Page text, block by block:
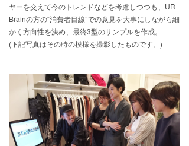
ヤーを交えて今のトレンドなどを考慮しつつも、UR
Brainの方の“消費者目線”での意見を大事にしながら細
かく方向性を決め、最終3型のサンプルを作成。
(下記写真はその時の模様を撮影したものです。)